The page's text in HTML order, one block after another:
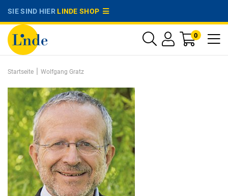
SIE SIND HIERLINDE SHOP
0
Startseite | Wolfgang Gratz